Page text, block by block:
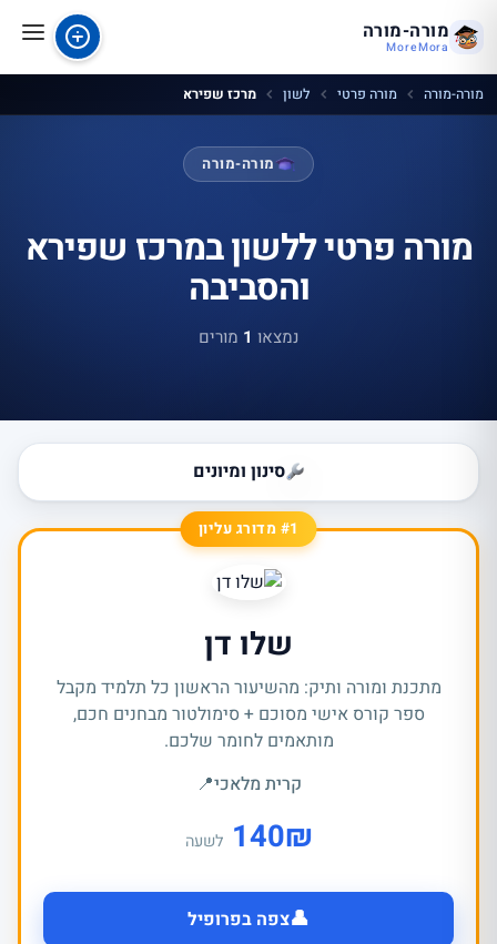
מורה-מורה
MoreMora
מורה-מורה מורה פרטי לשון מרכז שפירא
מורה-מורה
מורה פרטי ללשון במרכז שפירא
והסביבה
נמצאו 1 מורים
סינון ומיונים
#1 מדורג עליון
שלו דן
מתכנת ומורה ותיק: מהשיעור הראשון כל תלמיד מקבל
ספר קורס אישי מסוכם + סימולטור מבחנים חכם,
מותאמים לחומר שלכם.
קרית מלאכי📍
₪
140 לשעה
👤צפה בפרופיל